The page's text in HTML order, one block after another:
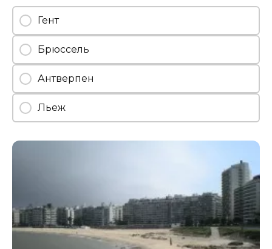
Гент
Брюссель
Антверпен
Льеж